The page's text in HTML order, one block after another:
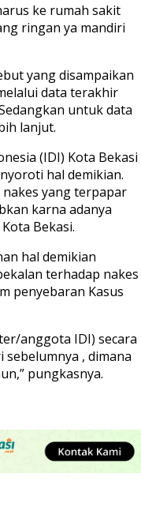
ke rumah sakit
ringan ya mandiri
yang disampaikan
data terakhir
untuk data
lanjut.
(IDI) Kota Bekasi
hal demikian.
yang terpapar
karna adanya
Bekasi.
hal demikian
terhadap nakes
penyebaran Kasus
anggota IDI) secara
, dimana
pungkasnya.